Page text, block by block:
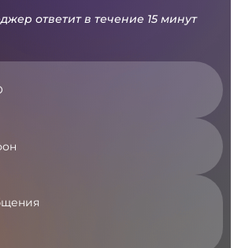
ответит в течение 15 минут